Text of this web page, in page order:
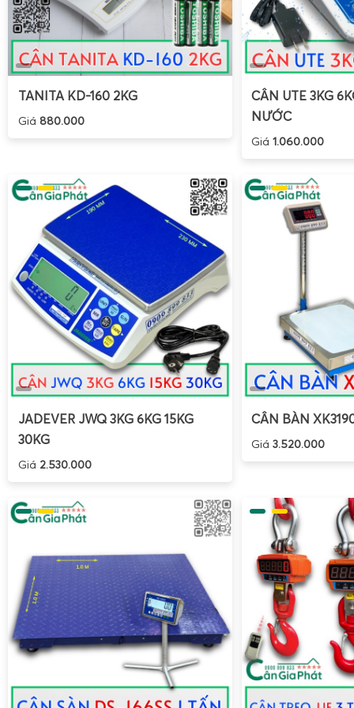
Khi không sử dụng trong thời gian dài, nên tháo pin
chảy pin, oxy hóa tiếp điểm.
Vệ sinh cân bằng khăn mềm, khô; không dùng dung
nước trực tiếp lên thân cân hoặc màn hình.
cân treo mini Weiheng WH-
xác, hạn chế hỏng hóc, đồng thời đảm bảo an toàn cho
Mua cân treo điện tử cầm tay WH-A08 50kg ở Cân
Để đảm bảo nhận được sản phẩm chính hãng, chất lượng
TANITA KD-160 2KG
Giá 880.000
CÂN UTE 3KG
NƯỚC
Giá1.060.000
JADEVER JWQ 3KG 6KG 15KG
30KG
Giá 2.530.000
CÂN BÀN
Giá3.520.000